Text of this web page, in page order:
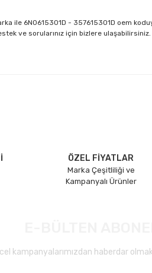
ile 6N0615301D - 357615301D oem
ve sorularınız için bizlere ulaşabilirsiniz.
ÖZEL FİYATLAR
Marka Çeşitliliği ve
Kampanyalı Ürünler
kampanyalarımızdan haberdar